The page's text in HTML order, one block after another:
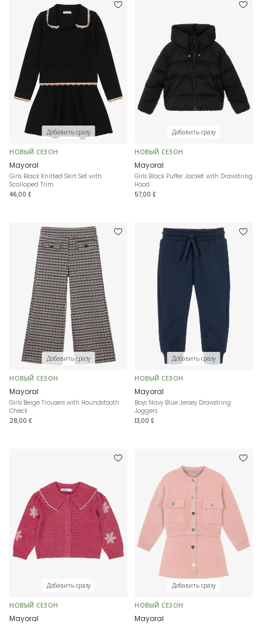
Добавить сразу
НОВЫЙ СЕЗОН
Mayoral
Girls Black Knitted Skirt Set with
Scalloped Trim
46,00 £
Добавить сразу
НОВЫЙ СЕЗОН
Mayoral
Girls Black Puffer Jacket with Drawstring
Hood
57,00 £
Добавить сразу
НОВЫЙ СЕЗОН
Mayoral
Girls Beige Trousers with Houndstooth
Check
28,00 £
Добавить сразу
НОВЫЙ СЕЗОН
Mayoral
Boys Navy Blue Jersey Drawstring
Joggers
13,00 £
Добавить сразу
НОВЫЙ СЕЗОН
Mayoral
Добавить сразу
НОВЫЙ СЕЗОН
Mayoral